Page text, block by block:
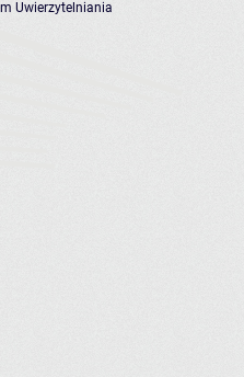
Uwierzytelniania